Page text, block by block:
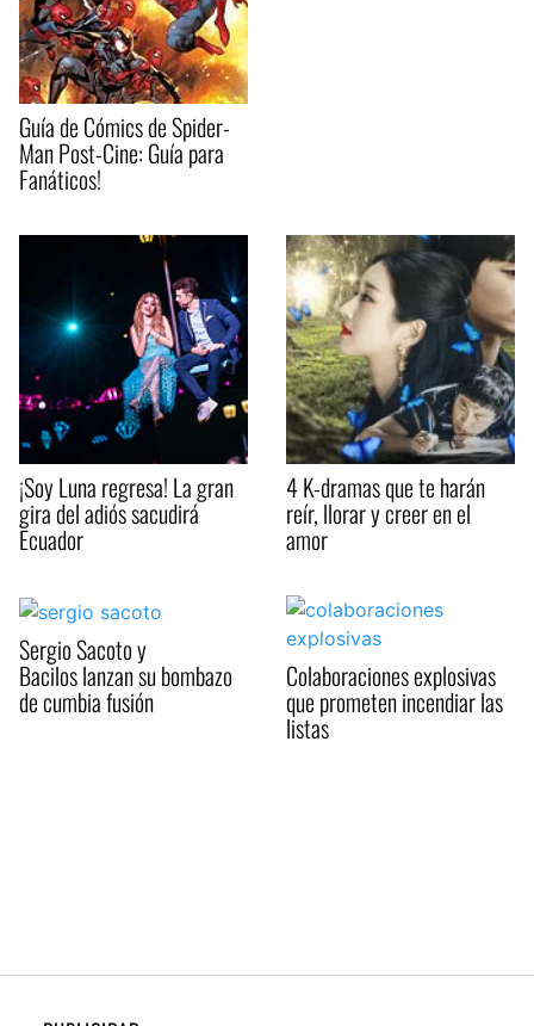
Guía de Cómics de Spider-
Man Post-Cine: Guía para
Fanáticos!
¡Soy Luna regresa! La gran
gira del adiós sacudirá
Ecuador
4 K-dramas que te harán
reír, llorar y creer en el
amor
Sergio Sacoto y
Bacilos lanzan su bombazo
de cumbia fusión
Colaboraciones explosivas
que prometen incendiar las
listas